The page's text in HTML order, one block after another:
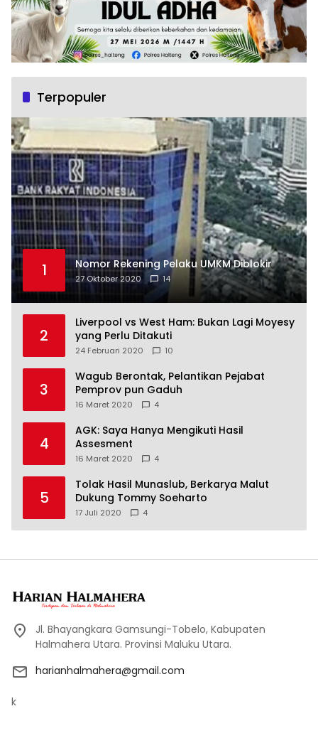
Terpopuler
1 Nomor Rekening Pelaku UMKM Diblokir
27 Oktober 2020 14
2
Liverpool vs West Ham: Bukan Lagi Moyesy
yang Perlu Ditakuti
24 Februari 2020 10
3
Wagub Berontak, Pelantikan Pejabat
Pemprov pun Gaduh
16 Maret 2020 4
4
AGK: Saya Hanya Mengikuti Hasil
Assesment
16 Maret 2020 4
5
Tolak Hasil Munaslub, Berkarya Malut
Dukung Tommy Soeharto
17 Juli 2020 4
Jl. Bhayangkara Gamsungi-Tobelo, Kabupaten
Halmahera Utara. Provinsi Maluku Utara.
harianhalmahera@gmail.com
k